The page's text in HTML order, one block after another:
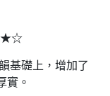
基礎上，增加了
實。